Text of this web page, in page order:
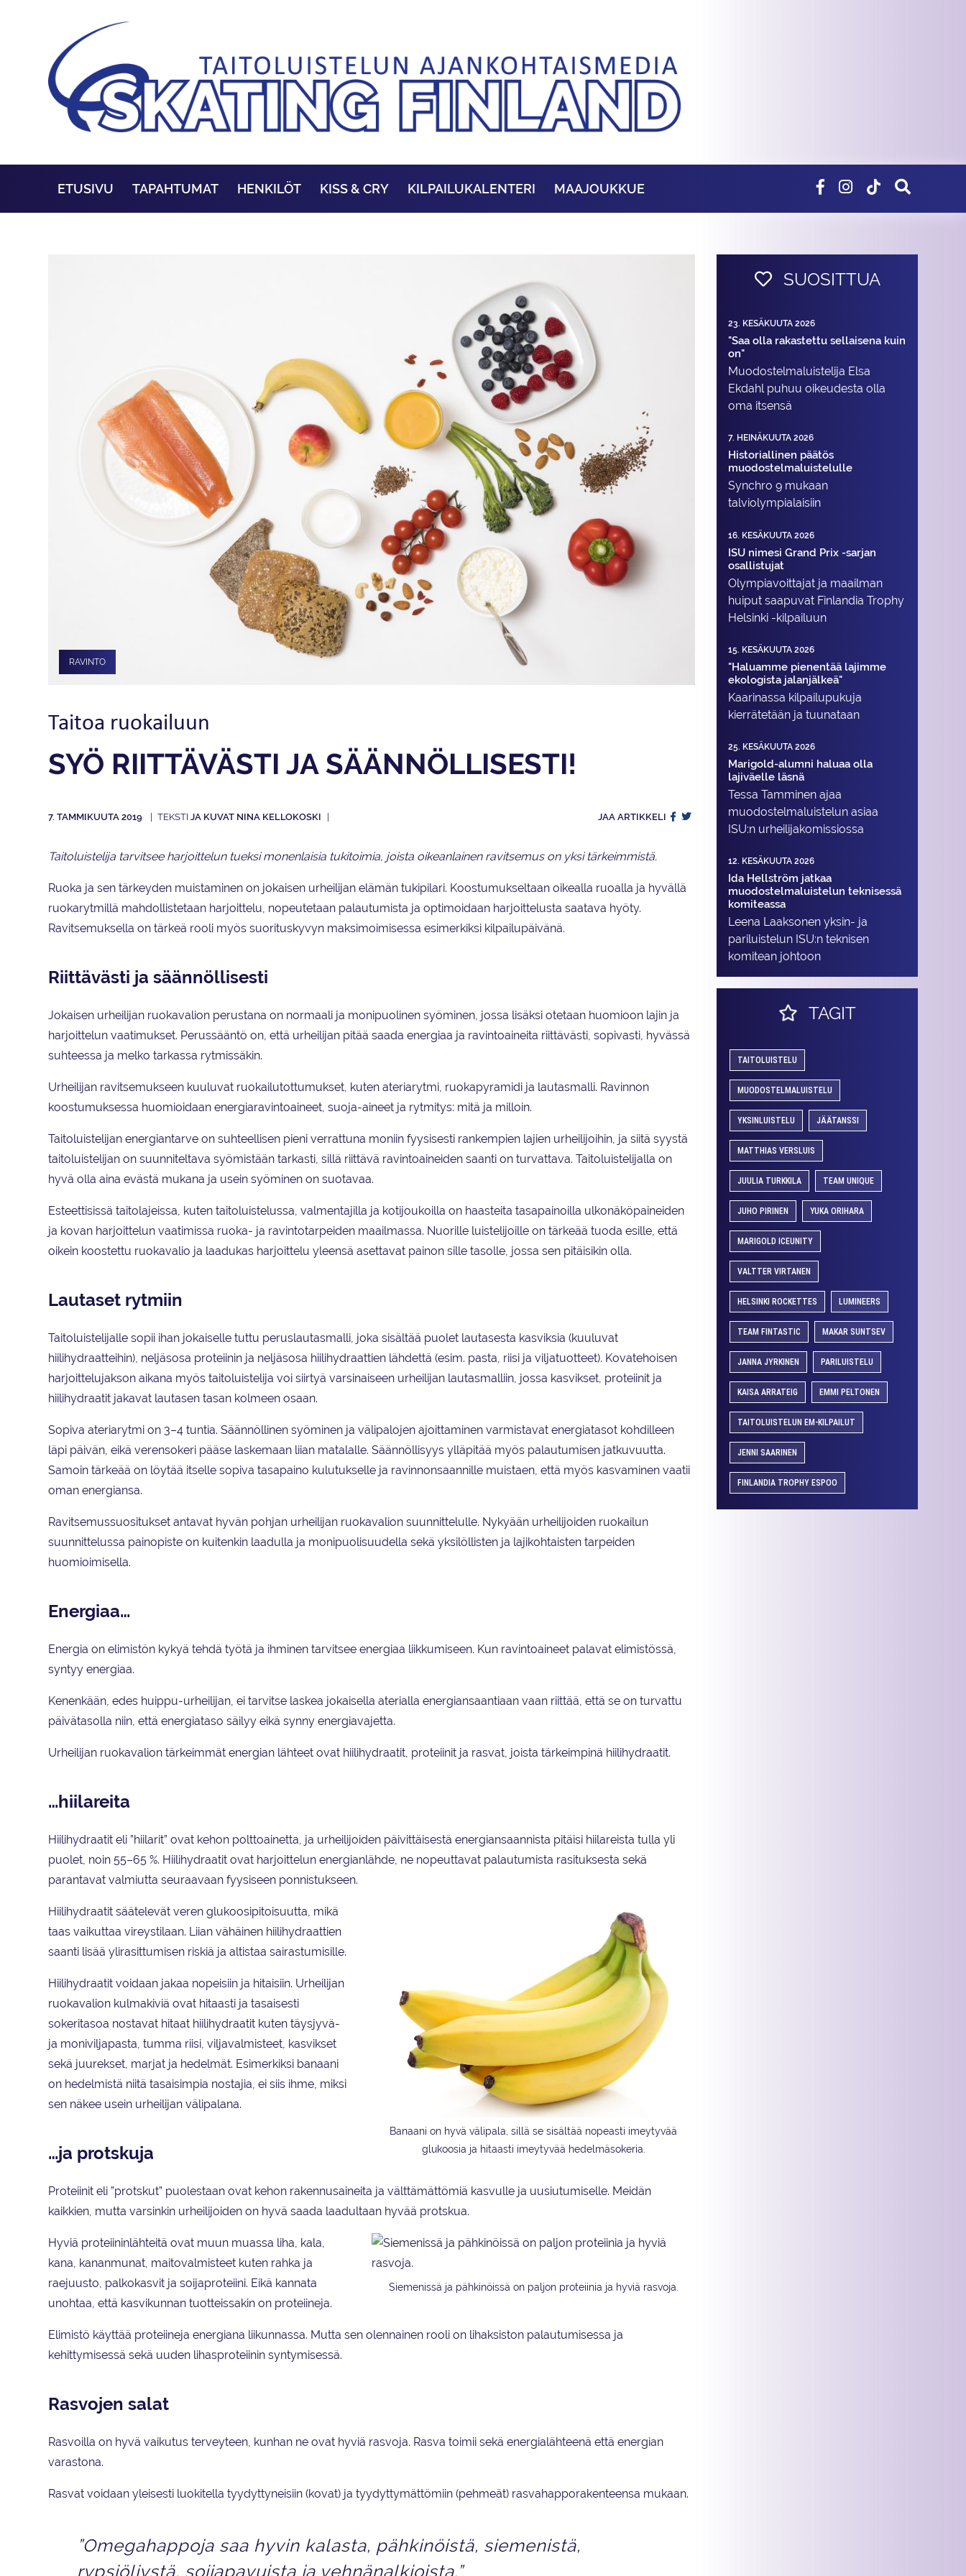
ETUSIVU TAPAHTUMAT HENKILÖT KISS & CRY KILPAILUKALENTERI MAAJOUKKUE
RAVINTO
Taitoa ruokailuun
SYÖ RIITTÄVÄSTI JA SÄÄNNÖLLISESTI!
7. TAMMIKUUTA 2019 JA KUVAT NINA KELLOKOSKI JAA ARTIKKELI
Taitoluistelija tarvitsee harjoittelun tueksi monenlaisia tukitoimia, joista oikeanlainen ravitsemus on yksi tärkeimmistä.
Ruoka ja sen tärkeyden muistaminen on jokaisen urheilijan elämän tukipilari. Koostumukseltaan oikealla ruoalla ja hyvällä
ruokarytmillä mahdollistetaan harjoittelu, nopeutetaan palautumista ja optimoidaan harjoittelusta saatava hyöty.
Ravitsemuksella on tärkeä rooli myös suorituskyvyn maksimoimisessa esimerkiksi kilpailupäivänä.
Riittävästi ja säännöllisesti
Jokaisen urheilijan ruokavalion perustana on normaali ja monipuolinen syöminen, jossa lisäksi otetaan huomioon lajin ja
harjoittelun vaatimukset. Perussääntö on, että urheilijan pitää saada energiaa ja ravintoaineita riittävästi, sopivasti, hyvässä
suhteessa ja melko tarkassa rytmissäkin.
Urheilijan ravitsemukseen kuuluvat ruokailutottumukset, kuten ateriarytmi, ruokapyramidi ja lautasmalli. Ravinnon
koostumuksessa huomioidaan energiaravintoaineet, suoja-aineet ja rytmitys: mitä ja milloin.
Taitoluistelijan energiantarve on suhteellisen pieni verrattuna moniin fyysisesti rankempien lajien urheilijoihin, ja siitä syystä
taitoluistelijan on suunniteltava syömistään tarkasti, sillä riittävä ravintoaineiden saanti on turvattava. Taitoluistelijalla on
hyvä olla aina evästä mukana ja usein syöminen on suotavaa.
Esteettisissä taitolajeissa, kuten taitoluistelussa, valmentajilla ja kotijoukoilla on haasteita tasapainoilla ulkonäköpaineiden
ja kovan harjoittelun vaatimissa ruoka- ja ravintotarpeiden maailmassa. Nuorille luistelijoille on tärkeää tuoda esille, että
oikein koostettu ruokavalio ja laadukas harjoittelu yleensä asettavat painon sille tasolle, jossa sen pitäisikin olla.
Lautaset rytmiin
Taitoluistelijalle sopii ihan jokaiselle tuttu peruslautasmalli, joka sisältää puolet lautasesta kasviksia (kuuluvat
hiilihydraatteihin), neljäsosa proteiinin ja neljäsosa hiilihydraattien lähdettä (esim. pasta, riisi ja viljatuotteet). Kovatehoisen
harjoittelujakson aikana myös taitoluistelija voi siirtyä varsinaiseen urheilijan lautasmalliin, jossa kasvikset, proteiinit ja
hiilihydraatit jakavat lautasen tasan kolmeen osaan.
Sopiva ateriarytmi on 3–4 tuntia. Säännöllinen syöminen ja välipalojen ajoittaminen varmistavat energiatasot kohdilleen
läpi päivän, eikä verensokeri pääse laskemaan liian matalalle. Säännöllisyys ylläpitää myös palautumisen jatkuvuutta.
Samoin tärkeää on löytää itselle sopiva tasapaino kulutukselle ja ravinnonsaannille muistaen, että myös kasvaminen vaatii
oman energiansa.
Ravitsemussuositukset antavat hyvän pohjan urheilijan ruokavalion suunnittelulle. Nykyään urheilijoiden ruokailun
suunnittelussa painopiste on kuitenkin laadulla ja monipuolisuudella sekä yksilöllisten ja lajikohtaisten tarpeiden
huomioimisella.
Energiaa…
Energia on elimistön kykyä tehdä työtä ja ihminen tarvitsee energiaa liikkumiseen. Kun ravintoaineet palavat elimistössä,
syntyy energiaa.
Kenenkään, edes huippu-urheilijan, ei tarvitse laskea jokaisella aterialla energiansaantiaan vaan riittää, että se on turvattu
päivätasolla niin, että energiataso säilyy eikä synny energiavajetta.
Urheilijan ruokavalion tärkeimmät energian lähteet ovat hiilihydraatit, proteiinit ja rasvat, joista tärkeimpinä hiilihydraatit.
…hiilareita
Hiilihydraatit eli ”hiilarit” ovat kehon polttoainetta, ja urheilijoiden päivittäisestä energiansaannista pitäisi hiilareista tulla yli
puolet, noin 55–65 %. Hiilihydraatit ovat harjoittelun energianlähde, ne nopeuttavat palautumista rasituksesta sekä
parantavat valmiutta seuraavaan fyysiseen ponnistukseen.
Banaani on hyvä välipala, sillä se sisältää nopeasti imeytyvää
glukoosia ja hitaasti imeytyvää hedelmäsokeria.
Hiilihydraatit säätelevät veren glukoosipitoisuutta, mikä
taas vaikuttaa vireystilaan. Liian vähäinen hiilihydraattien
saanti lisää ylirasittumisen riskiä ja altistaa sairastumisille.
Hiilihydraatit voidaan jakaa nopeisiin ja hitaisiin. Urheilijan
ruokavalion kulmakiviä ovat hitaasti ja tasaisesti
sokeritasoa nostavat hitaat hiilihydraatit kuten täysjyvä-
ja moniviljapasta, tumma riisi, viljavalmisteet, kasvikset
sekä juurekset, marjat ja hedelmät. Esimerkiksi banaani
on hedelmistä niitä tasaisimpia nostajia, ei siis ihme, miksi
sen näkee usein urheilijan välipalana.
…ja protskuja
Proteiinit eli ”protskut” puolestaan ovat kehon rakennusaineita ja välttämättömiä kasvulle ja uusiutumiselle. Meidän
kaikkien, mutta varsinkin urheilijoiden on hyvä saada laadultaan hyvää protskua.
Siemenissä ja pähkinöissä on paljon proteiinia ja hyviä rasvoja.
Hyviä proteiininlähteitä ovat muun muassa liha, kala,
kana, kananmunat, maitovalmisteet kuten rahka ja
raejuusto, palkokasvit ja soijaproteiini. Eikä kannata
unohtaa, että kasvikunnan tuotteissakin on proteiineja.
Elimistö käyttää proteiineja energiana liikunnassa. Mutta sen olennainen rooli on lihaksiston palautumisessa ja
kehittymisessä sekä uuden lihasproteiinin syntymisessä.
Rasvojen salat
Rasvoilla on hyvä vaikutus terveyteen, kunhan ne ovat hyviä rasvoja. Rasva toimii sekä energialähteenä että energian
varastona.
Rasvat voidaan yleisesti luokitella tyydyttyneisiin (kovat) ja tyydyttymättömiin (pehmeät) rasvahapporakenteensa mukaan.
”Omegahappoja saa hyvin kalasta, pähkinöistä, siemenistä,
rypsiöljystä, soijapavuista ja vehnänalkioista.”
SUOSITTUA
23. KESÄKUUTA 2026
"Saa olla rakastettu sellaisena kuin
on"
Muodostelma­luistelija Elsa
Ekdahl puhuu oikeudesta olla
oma itsensä
7. HEINÄKUUTA 2026
Historiallinen päätös
muodostelmaluistelulle
Synchro 9 mukaan
talviolympialaisiin
16. KESÄKUUTA 2026
ISU nimesi Grand Prix -sarjan
osallistujat
Olympiavoittajat ja maailman
huiput saapuvat Finlandia Trophy
Helsinki -kilpailuun
15. KESÄKUUTA 2026
"Haluamme pienentää lajimme
ekologista jalanjälkeä"
Kaarinassa kilpailupukuja
kierrätetään ja tuunataan
25. KESÄKUUTA 2026
Marigold-alumni haluaa olla
lajiväelle läsnä
Tessa Tamminen ajaa
muodostelma­luistelun asiaa
ISU:n urheilija­komissiossa
12. KESÄKUUTA 2026
Ida Hellström jatkaa
muodostelmaluistelun teknisessä
komiteassa
Leena Laaksonen yksin- ja
pariluistelun ISU:n teknisen
komitean johtoon
TAGIT
TAITOLUISTELU
MUODOSTELMALUISTELU
YKSINLUISTELU JÄÄTANSSI
MATTHIAS VERSLUIS
JUULIA TURKKILA TEAM UNIQUE
JUHO PIRINEN YUKA ORIHARA
MARIGOLD ICEUNITY
VALTTER VIRTANEN
HELSINKI ROCKETTES LUMINEERS
TEAM FINTASTIC MAKAR SUNTSEV
JANNA JYRKINEN PARILUISTELU
KAISA ARRATEIG EMMI PELTONEN
TAITOLUISTELUN EM-KILPAILUT
JENNI SAARINEN
FINLANDIA TROPHY ESPOO